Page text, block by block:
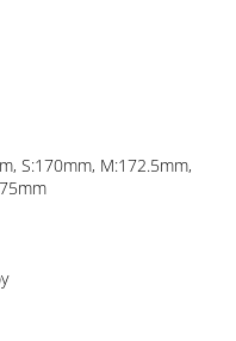
S:170mm, M:172.5mm,